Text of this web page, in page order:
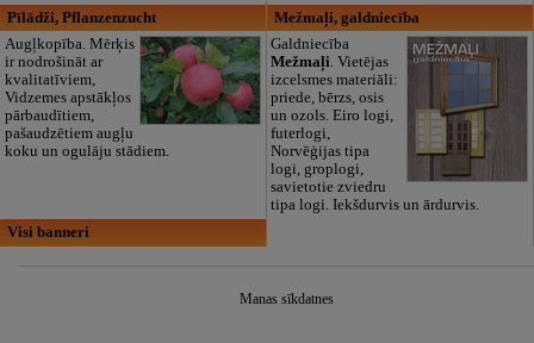
Pīlādži, Pflanzenzucht
Augļkopība. Mērķis
ir nodrošināt ar
kvalitatīviem,
Vidzemes apstākļos
pārbaudītiem,
pašaudzētiem augļu
koku un ogulāju stādiem.
Mežmaļi, galdniecība
Galdniecība
Mežmaļi. Vietējas
izcelsmes materiāli:
priede, bērzs, osis
un ozols. Eiro logi,
futerlogi,
Norvēģijas tipa
logi, groplogi,
savietotie zviedru
tipa logi. Iekšdurvis un ārdurvis.
Visi banneri
Manas sīkdatnes